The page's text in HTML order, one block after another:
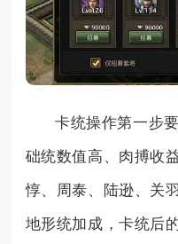
卡统操作第一步
础统数值高、肉搏收
惇、周泰、陆逊、关
地形统加成，卡统后